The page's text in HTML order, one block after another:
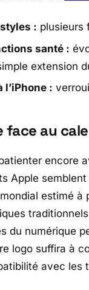
: plusieurs
santé :
extension
l’iPhone :
face au
encore
Apple
estimé à
du numérique
logo suffira à
avec les